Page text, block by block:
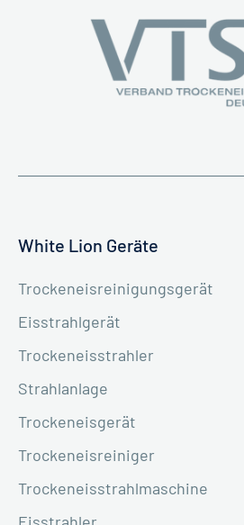
White Lion Geräte
Trockeneisreinigungsgerät
Eisstrahlgerät
Trockeneisstrahler
Strahlanlage
Trockeneisgerät
Trockeneisreiniger
Trockeneisstrahlmaschine